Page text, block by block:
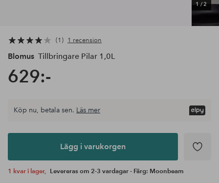
1 /2
1 1 recension
Blomus Tillbringare Pilar 1,0L
629:-
Lägg i
Köp nu, betala sen. Läs mer
Lägg i varukorgen
1 kvar i lager, Levereras om 2-3 vardagar - Färg: Moonbeam